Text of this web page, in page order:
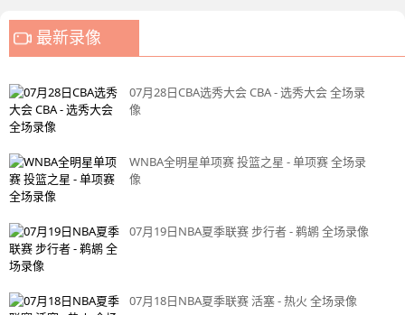
最新录像
07月28日CBA选秀大会 CBA - 选秀大会 全场录
像
WNBA全明星单项赛 投篮之星 - 单项赛 全场录
像
07月19日NBA夏季联赛 步行者 - 鹈鹕 全场录像
07月18日NBA夏季联赛 活塞 - 热火 全场录像